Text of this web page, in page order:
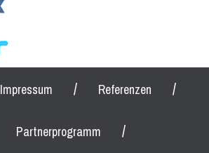
Impressum / Referenzen /
Partnerprogramm /